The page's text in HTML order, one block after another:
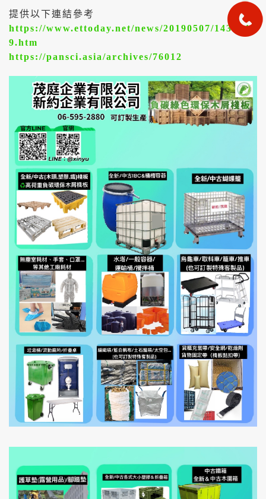
提供以下連結參考
https://www.ettoday.net/news/20190507/143924
9.htm
https://pansci.asia/archives/76012